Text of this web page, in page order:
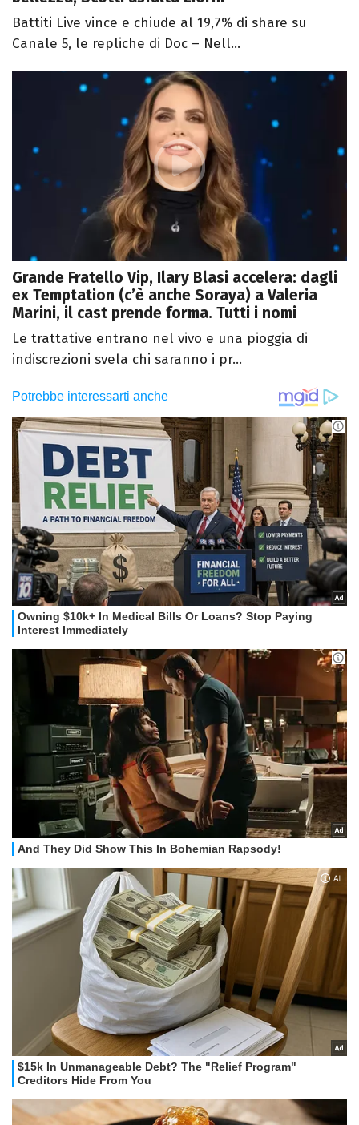
Battiti Live vince e chiude al 19,7% di share su
Canale 5, le repliche di Doc – Nell...
Grande Fratello Vip, Ilary Blasi accelera: dagli
ex Temptation (c’è anche Soraya) a Valeria
Marini, il cast prende forma. Tutti i nomi
Le trattative entrano nel vivo e una pioggia di
indiscrezioni svela chi saranno i pr...